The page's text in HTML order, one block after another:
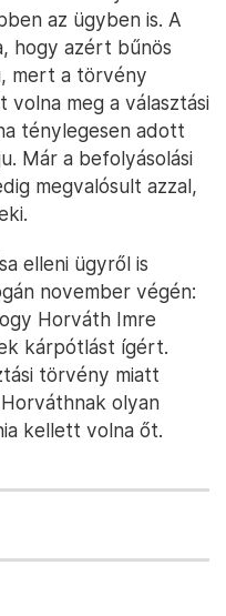
az ügyben is. A
hogy azért bűnös
mert a törvény
volna meg a választási
ténylegesen adott
Már a befolyásolási
megvalósult azzal,
elleni ügyről is
november végén:
Horváth Imre
kárpótlást ígért.
törvény miatt
olyan
kellett volna őt.